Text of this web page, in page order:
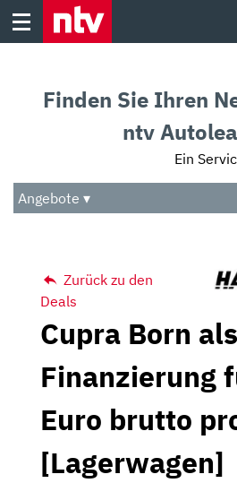
Skip
Audio
Das Beste
Finden Sie Ihren
ntv
Ein
Angebote ▾
Zurück zu den
Deals
Cupra Born als
Finanzierung
Euro brutto
[Lagerwagen]